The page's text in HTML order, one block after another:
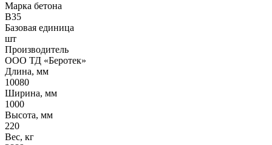
Марка бетона
B35
Базовая единица
шт
Производитель
ООО ТД «Беротек»
Длина, мм
10080
Ширина, мм
1000
Высота, мм
220
Вес, кг